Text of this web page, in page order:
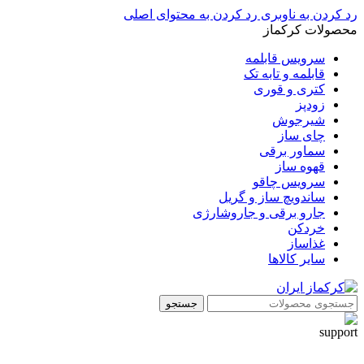
رد کردن به ناوبری رد کردن به محتوای اصلی
محصولات کرکماز
سرویس قابلمه
قابلمه و تابه تک
کتری و قوری
زودپز
شیرجوش
چای ساز
سماور برقی
قهوه ساز
سرویس چاقو
ساندویچ ساز و گریل
جارو برقی و جاروشارژی
خردکن
غذاساز
سایر کالاها
جستجو